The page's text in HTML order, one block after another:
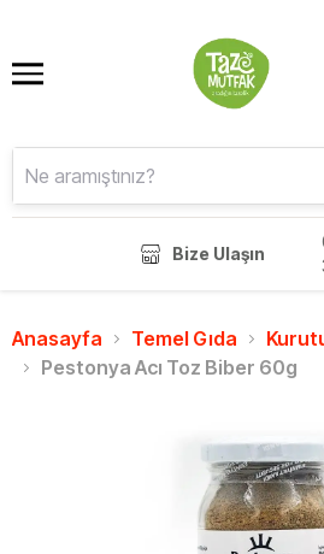
Bize Ulaşın
Anasayfa Temel Gıda
Pestonya Acı Toz Biber 60g